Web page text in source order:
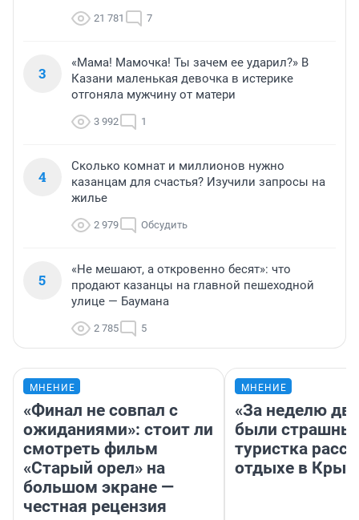
21 781 7
3
«Мама! Мамочка! Ты зачем ее ударил?» В
Казани маленькая девочка в истерике
отгоняла мужчину от матери
3 992 1
4
Сколько комнат и миллионов нужно
казанцам для счастья? Изучили запросы на
жилье
2 979 Обсудить
5
«Не мешают, а откровенно бесят»: что
продают казанцы на главной пешеходной
улице — Баумана
2 785 5
МНЕНИЕ
«Финал не совпал с
ожиданиями»: стоит ли
смотреть фильм
«Старый орел» на
большом экране —
честная рецензия
МНЕНИЕ
«За неделю
были
туристка
отдыхе в